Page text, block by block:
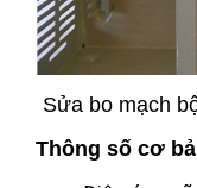
Sửa bo mạch
Thông số cơ